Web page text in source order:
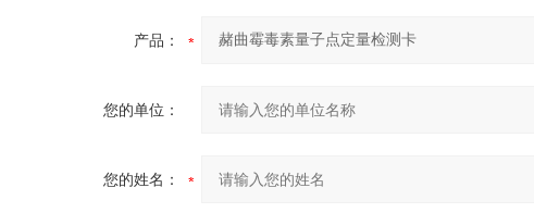
产品：
您的单位：
您的姓名：